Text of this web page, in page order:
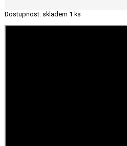
Dostupnost: skladem 1 ks